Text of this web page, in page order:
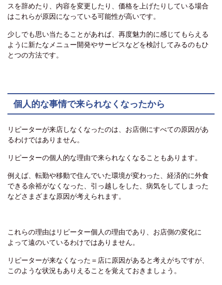
スを辞めたり、内容を変更したり、価格を上げたりしている場合
はこれらが原因になっている可能性が高いです。
少しでも思い当たることがあれば、再度魅力的に感じてもらえる
ように新たなメニュー開発やサービスなどを検討してみるのもひ
とつの方法です。
個人的な事情で来られなくなったから
リピーターが来店しなくなったのは、お店側にすべての原因があ
るわけではありません。
リピーターの個人的な理由で来られなくなることもあります。
例えば、転勤や移動で住んでいた環境が変わった、経済的に外食
できる余裕がなくなった、引っ越しをした、病気をしてしまった
などさまざまな原因が考えられます。
これらの理由はリピーター個人の理由であり、お店側の変化に
よって遠のいているわけではありません。
リピーターが来なくなった＝店に原因があると考えがちですが、
このような状況もありえることを覚えておきましょう。